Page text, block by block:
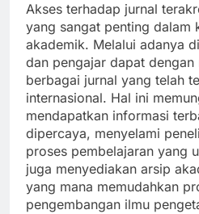
Akses terhadap jurnal
yang sangat penting dalam
akademik. Melalui adanya
dan pengajar dapat dengan
berbagai jurnal yang telah
internasional. Hal ini
mendapatkan informasi
dipercaya, menyelami
proses pembelajaran yang
juga menyediakan arsip
yang mana memudahkan
pengembangan ilmu